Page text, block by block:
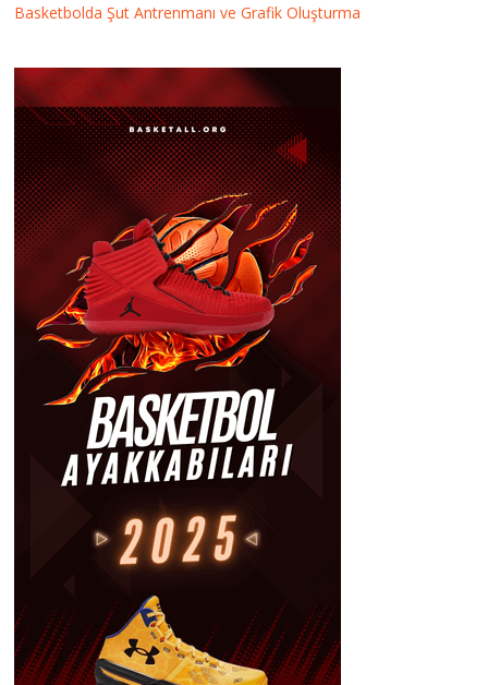
Basketbolda Şut Antrenmanı ve Grafik Oluşturma